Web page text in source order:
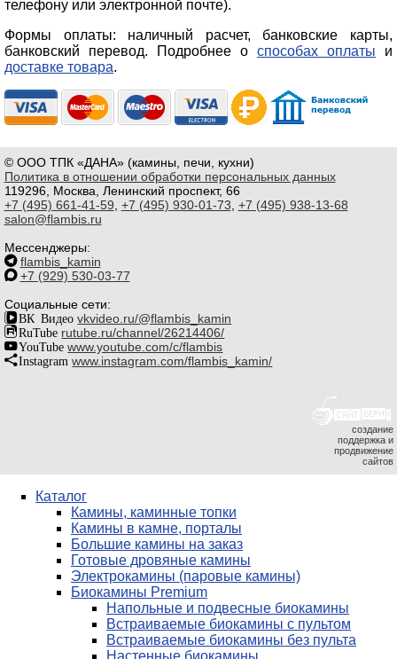
телефону или электронной почте).
Формы оплаты: наличный расчет, банковские карты,
банковский перевод. Подробнее о способах оплаты и
доставке товара.
© ООО ТПК «ДАНА» (камины, печи, кухни)
Политика в отношении обработки персональных данных
119296, Москва, Ленинский проспект, 66
+7 (495) 661-41-59 +7 (495) 930-01-73 +7 (495) 938-13-68
salon@flambis.ru
Мессенджеры:
flambis_kamin
+7 (929) 530-03-77
Социальные сети:
ВК Видео vkvideo.ru/@flambis_kamin
RuTube rutube.ru/channel/26214406/
YouTube www.youtube.com/c/flambis
Instagram www.instagram.com/flambis_kamin/
создание
поддержка и
продвижение
сайтов
Каталог
Камины, каминные топки
Камины в камне, порталы
Большие камины на заказ
Готовые дровяные камины
Электрокамины (паровые камины)
Биокамины Premium
Напольные и подвесные биокамины
Встраиваемые биокамины с пультом
Встраиваемые биокамины без пульта
Настенные биокамины